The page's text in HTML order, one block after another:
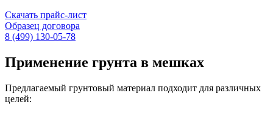
Скачать прайс-лист
Образец договора
8 (499) 130-05-78
Применение грунта в мешках
Предлагаемый грунтовый материал подходит для различных
целей: